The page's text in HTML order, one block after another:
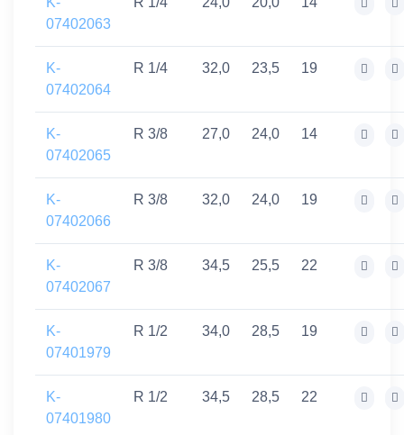
07402063
K-
07402064
R 1/4 32,0 23,5 19
K-
07402065
R 3/8 27,0 24,0 14
K-
07402066
R 3/8 32,0 24,0 19
K-
07402067
R 3/8 34,5 25,5 22
K-
07401979
R 1/2 34,0 28,5 19
K-
07401980
R 1/2 34,5 28,5 22